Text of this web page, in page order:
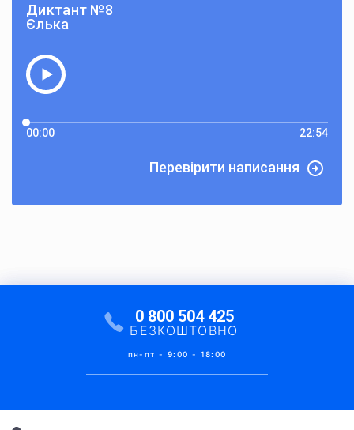
Диктант №8
Єлька
00:00 22:54
Перевірити написання
0 800 504 425
БЕЗКОШТОВНО
пн-пт - 9:00 - 18:00